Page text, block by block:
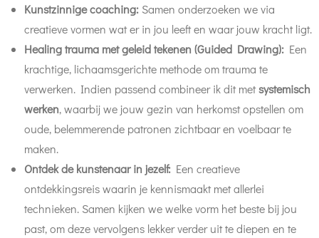
Kunstzinnige coaching: Samen onderzoeken we via
creatieve vormen wat er in jou leeft en waar jouw kracht ligt.
Healing trauma met geleid tekenen (Guided Drawing): Een
krachtige, lichaamsgerichte methode om trauma te
verwerken. Indien passend combineer ik dit metsystemisch
werken, waarbij we jouw gezin van herkomst opstellen om
oude, belemmerende patronen zichtbaar en voelbaar te
maken.
Ontdek de kunstenaar in jezelf: Een creatieve
ontdekkingsreis waarin je kennismaakt met allerlei
technieken. Samen kijken we welke vorm het beste bij jou
past, om deze vervolgens lekker verder uit te diepen en te